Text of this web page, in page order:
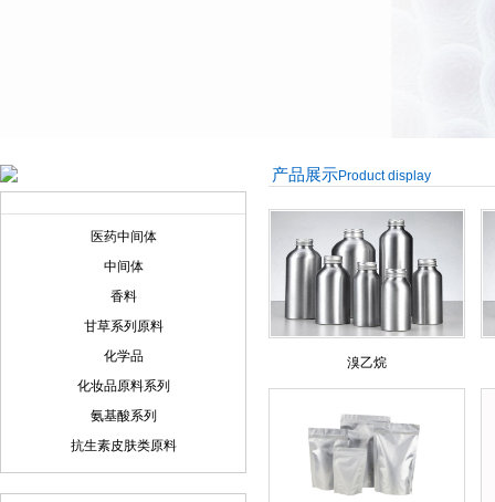
医药中间体
中间体
香料
甘草系列原料
化学品
化妆品原料系列
氨基酸系列
抗生素皮肤类原料
产品展示Product display
溴乙烷